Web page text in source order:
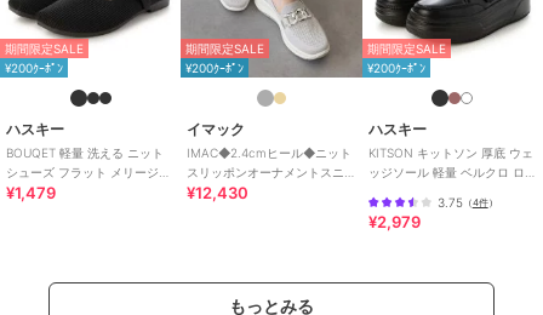
期間限定SALE
¥200ｸｰﾎﾟﾝ
ハスキー
BOUQET 軽量 洗える ニット
シューズ フラット メリージェ
ンパンプス スリッポン
¥1,479
期間限定SALE
¥200ｸｰﾎﾟﾝ
イマック
IMAC◆2.4cmヒール◆ニット
スリッポンオーナメントスニ
ーカー
¥12,430
期間限定SALE
¥200ｸｰﾎﾟﾝ
ハスキー
KITSON キットソン 厚底 ウェ
ッジソール 軽量 ベルクロ ロー
3.75（4件）
¥2,979
もっとみる